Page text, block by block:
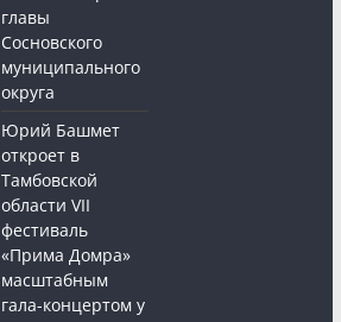
главы
Сосновского
муниципального
округа
Юрий Башмет
откроет в
Тамбовской
области VII
фестиваль
«Прима Домра»
масштабным
гала-концертом у